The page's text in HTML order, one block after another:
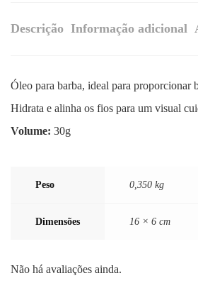
Descrição Informação adicional
Óleo para barba, ideal para proporcionar
Hidrata e alinha os fios para um visual
Volume: 30g
Peso 0,350 kg
Dimensões 16 × 6 cm
Não há avaliações ainda.